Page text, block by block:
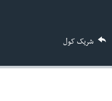
شریک کول